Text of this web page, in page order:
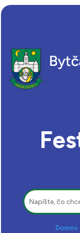
Hľadať:
Domov